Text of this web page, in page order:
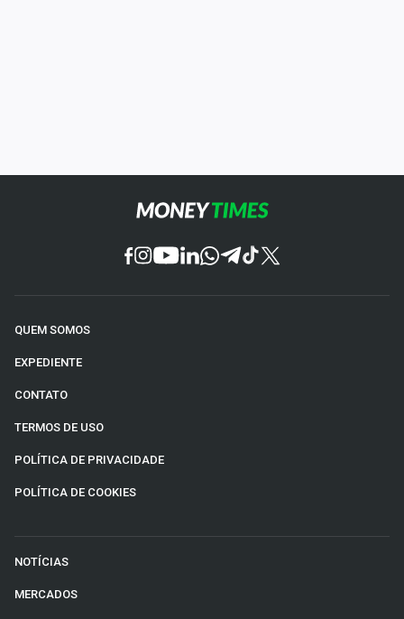
QUEM SOMOS
EXPEDIENTE
CONTATO
TERMOS DE USO
POLÍTICA DE PRIVACIDADE
POLÍTICA DE COOKIES
NOTÍCIAS
MERCADOS